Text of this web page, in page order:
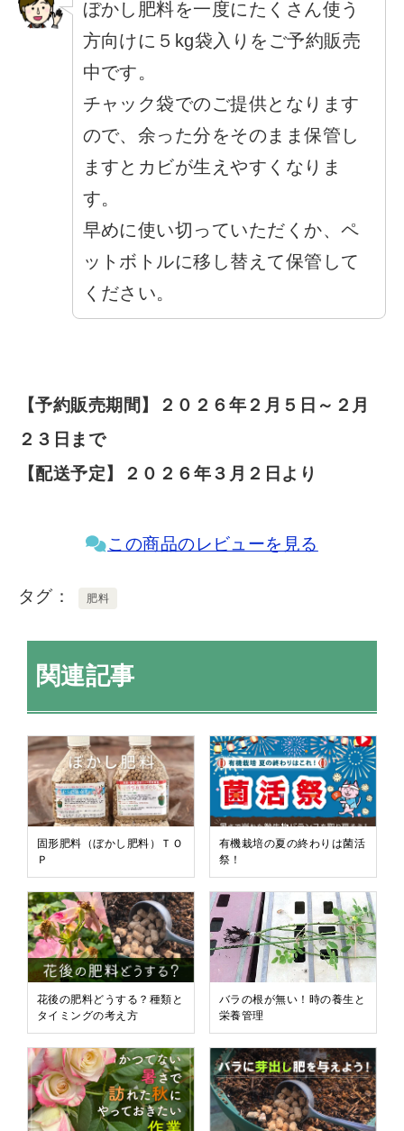
ぼかし肥料を一度にたくさん使う
方向けに５kg袋入りをご予約販売
中です。
チャック袋でのご提供となります
ので、余った分をそのまま保管し
ますとカビが生えやすくなりま
す。
早めに使い切っていただくか、ペ
ットボトルに移し替えて保管して
ください。
【予約販売期間】２０２６年２月５日～２月
２３日まで
【配送予定】２０２６年３月２日より
この商品のレビューを見る
タグ 肥料
関連記事
固形肥料（ぼかし肥料）ＴＯ
Ｐ
有機栽培の夏の終わりは菌活
祭！
花後の肥料どうする？種類と
タイミングの考え方
バラの根が無い！時の養生と
栄養管理